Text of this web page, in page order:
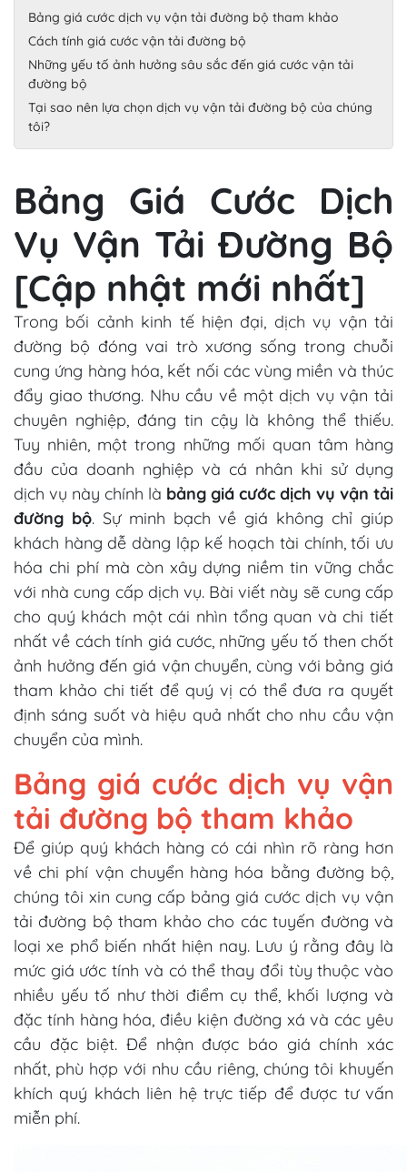
Bảng giá cước dịch vụ vận tải đường bộ tham khảo
Cách tính giá cước vận tải đường bộ
Những yếu tố ảnh hưởng sâu sắc đến giá cước vận tải
đường bộ
Tại sao nên lựa chọn dịch vụ vận tải đường bộ của chúng
tôi?
Bảng Giá Cước Dịch
Vụ Vận Tải Đường Bộ
[Cập nhật mới nhất]
Trong bối cảnh kinh tế hiện đại, dịch vụ vận tải
đường bộ đóng vai trò xương sống trong chuỗi
cung ứng hàng hóa, kết nối các vùng miền và thúc
đẩy giao thương. Nhu cầu về một dịch vụ vận tải
chuyên nghiệp, đáng tin cậy là không thể thiếu.
Tuy nhiên, một trong những mối quan tâm hàng
đầu của doanh nghiệp và cá nhân khi sử dụng
dịch vụ này chính là bảng giá cước dịch vụ vận tải
đường bộ. Sự minh bạch về giá không chỉ giúp
khách hàng dễ dàng lập kế hoạch tài chính, tối ưu
hóa chi phí mà còn xây dựng niềm tin vững chắc
với nhà cung cấp dịch vụ. Bài viết này sẽ cung cấp
cho quý khách một cái nhìn tổng quan và chi tiết
nhất về cách tính giá cước, những yếu tố then chốt
ảnh hưởng đến giá vận chuyển, cùng với bảng giá
tham khảo chi tiết để quý vị có thể đưa ra quyết
định sáng suốt và hiệu quả nhất cho nhu cầu vận
chuyển của mình.
Bảng giá cước dịch vụ vận
tải đường bộ tham khảo
Để giúp quý khách hàng có cái nhìn rõ ràng hơn
về chi phí vận chuyển hàng hóa bằng đường bộ,
chúng tôi xin cung cấp bảng giá cước dịch vụ vận
tải đường bộ tham khảo cho các tuyến đường và
loại xe phổ biến nhất hiện nay. Lưu ý rằng đây là
mức giá ước tính và có thể thay đổi tùy thuộc vào
nhiều yếu tố như thời điểm cụ thể, khối lượng và
đặc tính hàng hóa, điều kiện đường xá và các yêu
cầu đặc biệt. Để nhận được báo giá chính xác
nhất, phù hợp với nhu cầu riêng, chúng tôi khuyến
khích quý khách liên hệ trực tiếp để được tư vấn
miễn phí.